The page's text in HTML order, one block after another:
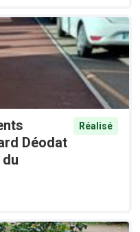
Déodat
Réalisé